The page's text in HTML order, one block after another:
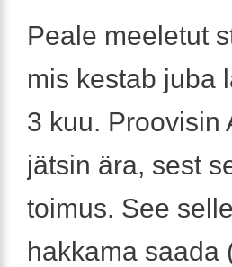
Peale meeletut
mis kestab juba
3 kuu. Proovisin
jätsin ära, sest
toimus. See
hakkama saada